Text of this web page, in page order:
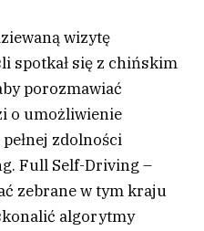
wizytę
spotkał się z chińskim
porozmawiać
o umożliwienie
zdolności
Full Self-Driving –
zebrane w tym kraju
algorytmy